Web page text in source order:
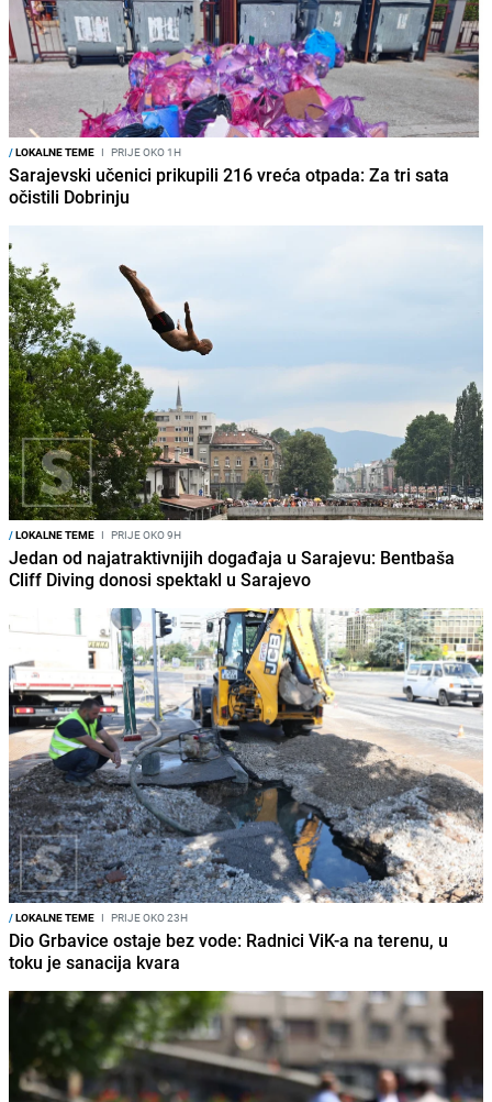
/LOKALNE TEME I PRIJE OKO 1H
Sarajevski učenici prikupili 216 vreća otpada: Za tri sata
očistili Dobrinju
/LOKALNE TEME I PRIJE OKO 9H
Jedan od najatraktivnijih događaja u Sarajevu: Bentbaša
Cliff Diving donosi spektakl u Sarajevo
/LOKALNE TEME I PRIJE OKO 23H
Dio Grbavice ostaje bez vode: Radnici ViK-a na terenu, u
toku je sanacija kvara